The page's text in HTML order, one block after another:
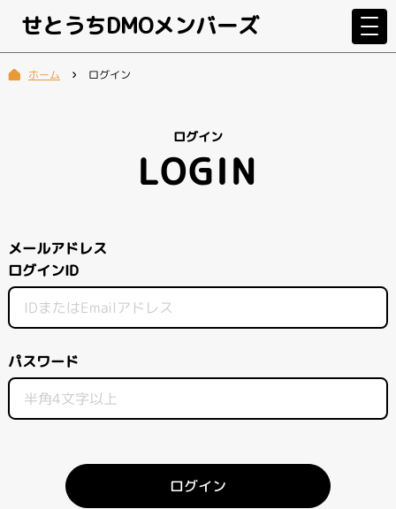
せとうちDMOメンバーズ
ホーム ログイン
ログイン
LOGIN
メールアドレス
ログインID
パスワード
ログイン